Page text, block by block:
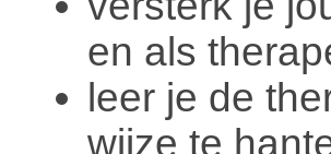
en als
leer je de
wijze te